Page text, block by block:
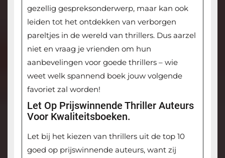
gezellig gespreksonderwerp, maar kan ook
leiden tot het ontdekken van verborgen
pareltjes in de wereld van thrillers. Dus aarzel
niet en vraag je vrienden om hun
aanbevelingen voor goede thrillers – wie
weet welk spannend boek jouw volgende
favoriet zal worden!
Let Op Prijswinnende Thriller Auteurs
Voor Kwaliteitsboeken.
Let bij het kiezen van thrillers uit de top 10
goed op prijswinnende auteurs, want zij